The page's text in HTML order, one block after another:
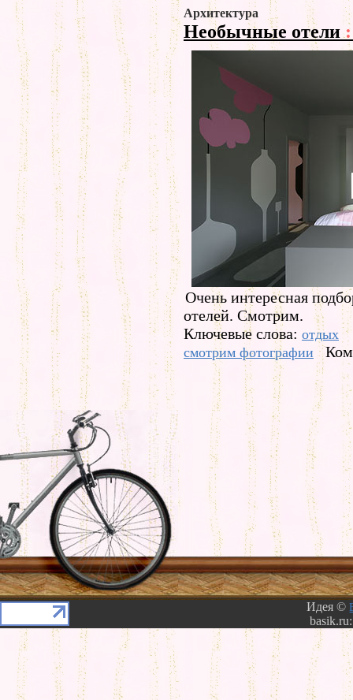
Архитектура
Необычные отели
Очень интересная
отелей. Смотрим.
Ключевые слова: отдых
смотрим фотографии
Идея ©